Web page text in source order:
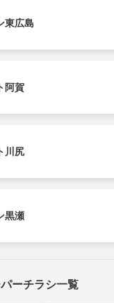
東広島
阿賀
川尻
黒瀬
ーチラシ一覧